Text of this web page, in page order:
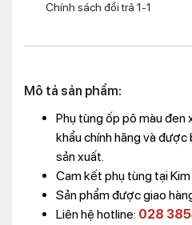
Chính sách đổi trả 1-1
Mô tả sản phẩm:
Phụ tùng ốp pô màu
khẩu chính hãng và được
sản xuất.
Cam kết phụ tùng tại
Sản phẩm được giao
Liên hệ hotline: 028